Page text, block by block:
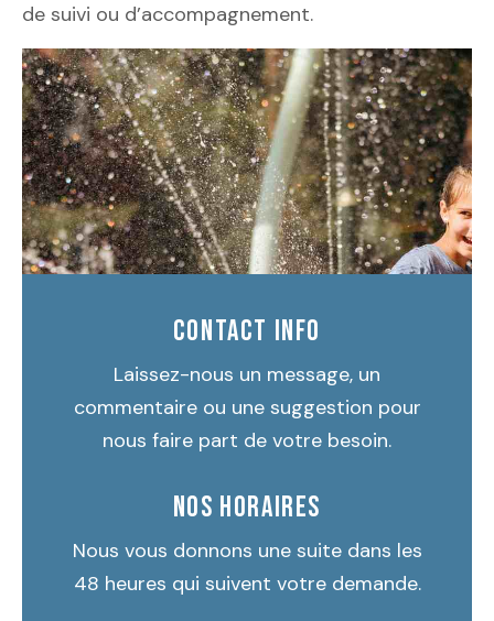
de suivi ou d’accompagnement.
CONTACT INFO
Laissez-nous un message, un
commentaire ou une suggestion pour
nous faire part de votre besoin.
NOS HORAIRES
Nous vous donnons une suite dans les
48 heures qui suivent votre demande.